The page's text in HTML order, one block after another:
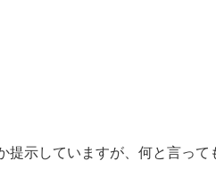
提示していますが、何と言って